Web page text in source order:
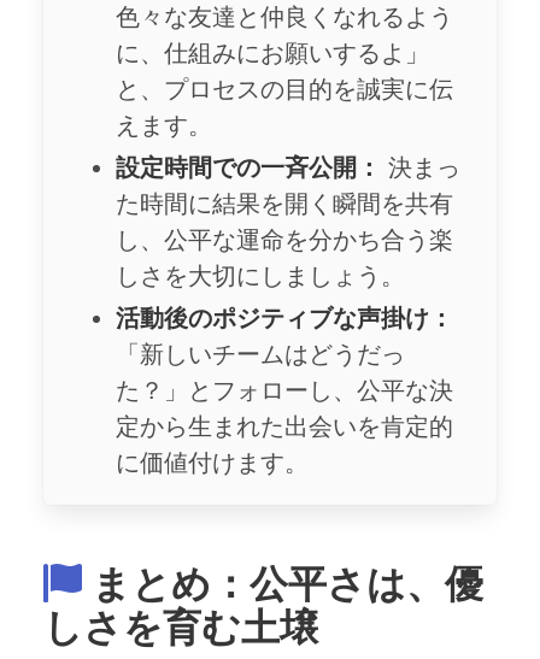
色々な友達と仲良くなれるよう
に、仕組みにお願いするよ」
と、プロセスの目的を誠実に伝
えます。
設定時間での一斉公開： 決まっ
た時間に結果を開く瞬間を共有
し、公平な運命を分かち合う楽
しさを大切にしましょう。
活動後のポジティブな声掛け：
「新しいチームはどうだっ
た？」とフォローし、公平な決
定から生まれた出会いを肯定的
に価値付けます。
まとめ：公平さは、優
しさを育む土壌